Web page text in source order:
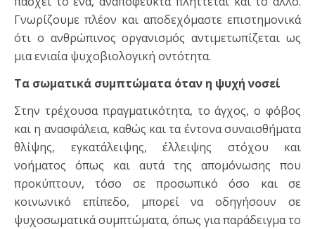
Γνωρίζουμε πλέον και αποδεχόμαστε επιστημονικά
ότι ο ανθρώπινος οργανισμός αντιμετωπίζεται ως
μια ενιαία ψυχοβιολογική οντότητα.
Τα σωματικά συμπτώματα όταν η ψυχή νοσεί
Στην τρέχουσα πραγματικότητα, το άγχος, ο φόβος
και η ανασφάλεια, καθώς και τα έντονα συναισθήματα
θλίψης, εγκατάλειψης, έλλειψης στόχου και
νοήματος όπως και αυτά της απομόνωσης που
προκύπτουν, τόσο σε προσωπικό όσο και σε
κοινωνικό επίπεδο, μπορεί να οδηγήσουν σε
ψυχοσωματικά συμπτώματα, όπως για παράδειγμα το